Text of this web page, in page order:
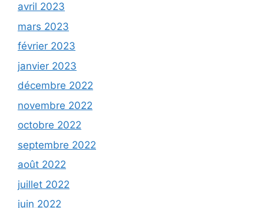
avril 2023
mars 2023
février 2023
janvier 2023
décembre 2022
novembre 2022
octobre 2022
septembre 2022
août 2022
juillet 2022
juin 2022